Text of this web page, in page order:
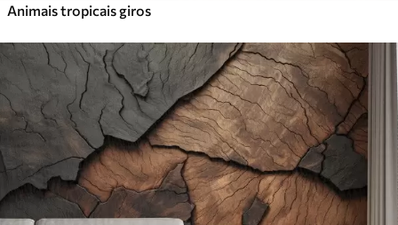
Animais tropicais giros